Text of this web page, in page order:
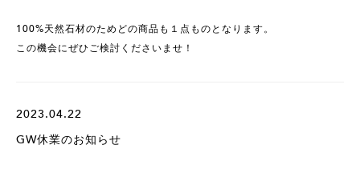
100%天然石材のためどの商品も１点ものとなります。
この機会にぜひご検討くださいませ！
2023.04.22
GW休業のお知らせ